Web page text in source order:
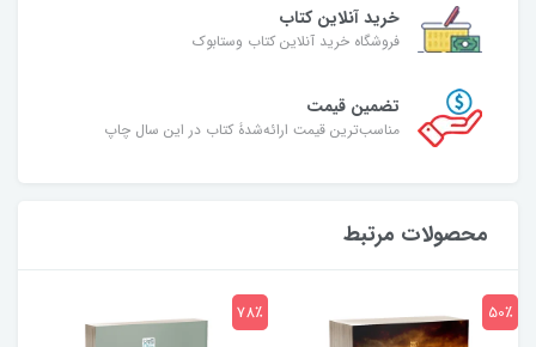
خرید آنلاین کتاب
فروشگاه خرید آنلاین کتاب وستابوک
تضمین قیمت
مناسب‌ترین قیمت ارائه‌شدۀ کتاب در این سال چاپ
محصولات مرتبط
50٪ 78٪